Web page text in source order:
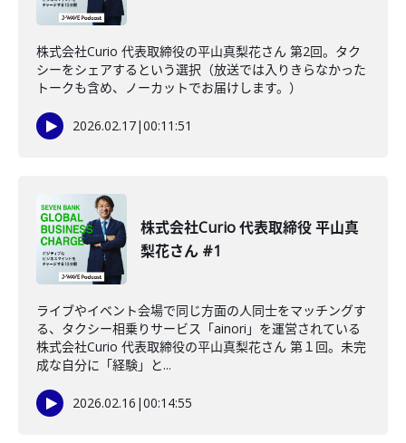
株式会社Curio 代表取締役の平山真梨花さん 第2回。タク
シーをシェアするという選択（放送では入りきらなかった
トークも含め、ノーカットでお届けします。）
2026.02.17|00:11:51
株式会社Curio 代表取締役 平山真
梨花さん #1
ライブやイベント会場で同じ方面の人同士をマッチングす
る、タクシー相乗りサービス「ainori」を運営されている
株式会社Curio 代表取締役の平山真梨花さん 第１回。未完
成な自分に「経験」と...
2026.02.16 |00:14:55